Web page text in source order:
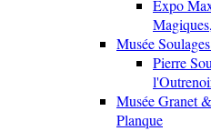
Expo
Musée
Pierre
Musée Granet
Planque